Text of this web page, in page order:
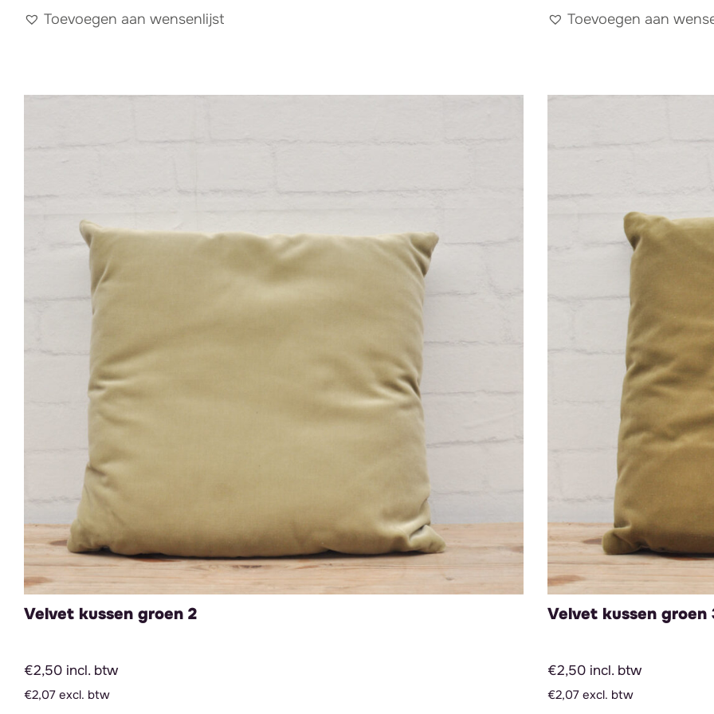
Toevoegen aan wensenlijst Toevoegen aan
Velvet kussen groen 2
€2,50 incl. btw
€2,07 excl. btw
Velvet kussen groen
€2,50 incl. btw
€2,07 excl. btw